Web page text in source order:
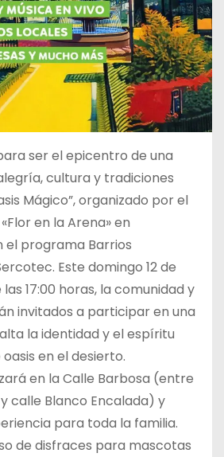
ser el epicentro de una
cultura y tradiciones
Mágico”, organizado por el
en la Arena» en
programa Barrios
Este domingo 12 de
17:00 horas, la comunidad y
invitados a participar en una
la identidad y el espíritu
en el desierto.
en la Calle Barbosa (entre
calle Blanco Encalada) y
para toda la familia.
de disfraces para mascotas